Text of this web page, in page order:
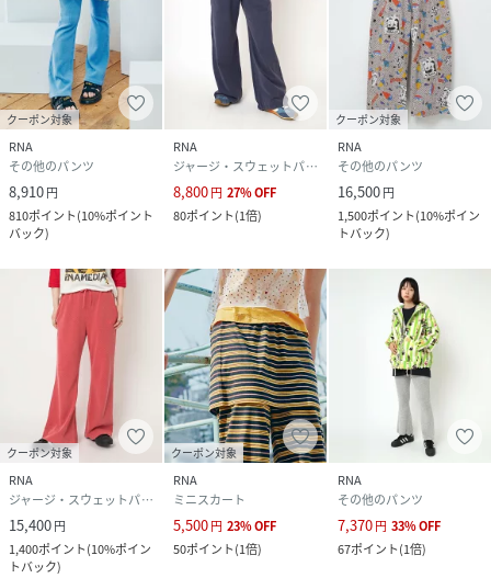
クーポン対象
RNA
その他のパンツ
8,910円
810ポイント(10%ポイント
バック)
RNA
ジャージ・スウェットパンツ
8,800円 27%OFF
80ポイント(1倍)
クーポン対象
RNA
その他のパンツ
16,500円
1,500ポイント(10%ポイン
トバック)
クーポン対象
RNA
ジャージ・スウェットパンツ
15,400円
1,400ポイント(10%ポイン
トバック)
クーポン対象
RNA
ミニスカート
5,500円 23%OFF
50ポイント(1倍)
RNA
その他のパンツ
7,370円 33%OFF
67ポイント(1倍)